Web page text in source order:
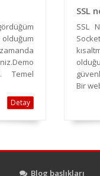
Temel
Detay
SSL
SSL
Bir
Blog başlıkları